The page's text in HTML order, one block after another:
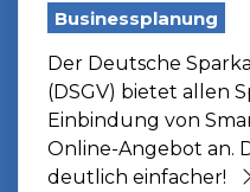
Businessplanung
Der ‪Deutsche
(DSGV) bietet allen
Einbindung von
Online-Angebot an.
deutlich einfacher!